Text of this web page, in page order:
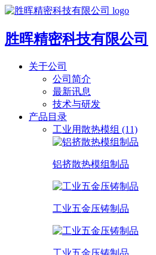
胜晖精密科技有限公司
关于公司
公司简介
最新讯息
技术与研发
产品目录
工业用散热模组 (11)
铝挤散热模组制品
工业五金压铸制品
工业五金压铸制品